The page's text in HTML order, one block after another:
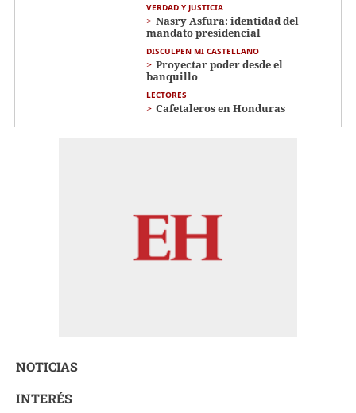
VERDAD Y JUSTICIA
Nasry Asfura: identidad del
mandato presidencial
DISCULPEN MI CASTELLANO
Proyectar poder desde el
banquillo
LECTORES
Cafetaleros en Honduras
NOTICIAS
INTERÉS